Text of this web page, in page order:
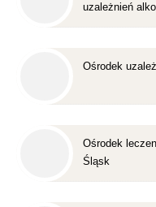
uzależnień
Ośrodek
Ośrodek
Śląsk